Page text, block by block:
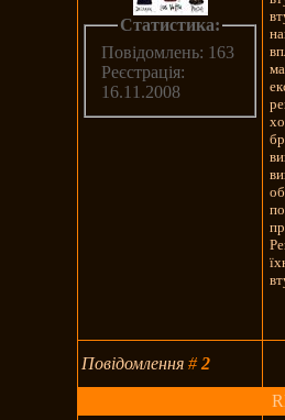
Статистика:
Повідомлень: 163
Реєстрація:
16.11.2008
Повідомлення#2